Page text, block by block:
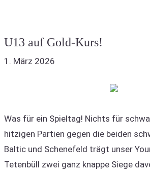
U13 auf Gold-Kurs!
1. März 2026
Was für ein Spieltag! Nichts für
hitzigen Partien gegen die beiden
Baltic und Schenefeld trägt unser
Tetenbüll zwei ganz knappe Siege